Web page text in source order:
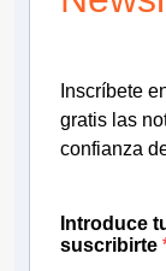
Inscríbete
gratis las
confianza
Introduce
suscribirte